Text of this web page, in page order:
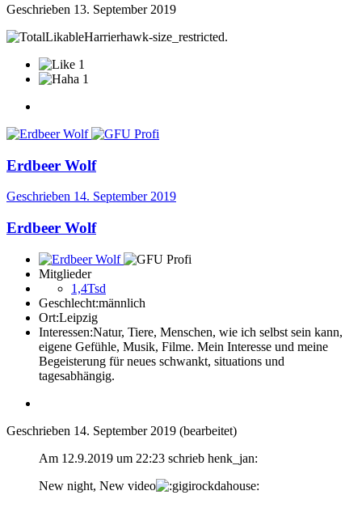
Geschrieben 13. September 2019
1
1
Erdbeer Wolf
Geschrieben 14. September 2019
Erdbeer Wolf
Mitglieder
1,4Tsd
Geschlecht:männlich
Ort:Leipzig
Interessen:Natur, Tiere, Menschen, wie ich selbst sein kann,
eigene Gefühle, Musik, Filme. Mein Interesse und meine
Begeisterung für neues schwankt, situations und
tagesabhängig.
Geschrieben 14. September 2019 (bearbeitet)
Am 12.9.2019 um 22:23 schrieb henk_jan:
New night, New video